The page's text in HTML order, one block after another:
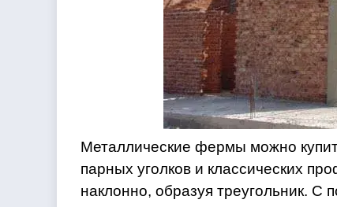
Металлические фермы можно
парных уголков и классических
наклонно, образуя треугольник. С